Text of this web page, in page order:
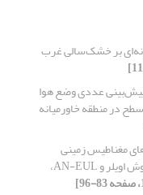
بر خشک‌سالی غرب
عددی وضع هوا
مغناطیس زمینی
مرتبط با منابع زمین‌گرمایی با استفاده از دو روش اویلر و AN-EUL،